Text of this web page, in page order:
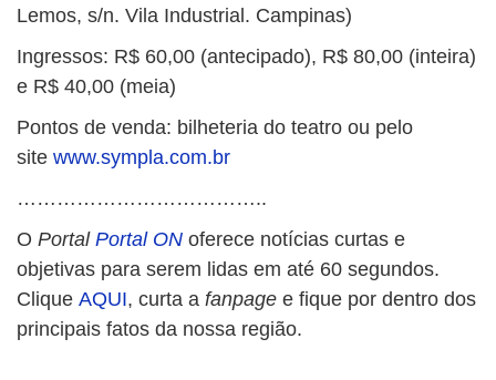
Lemos, s/n. Vila Industrial. Campinas)
Ingressos: R$ 60,00 (antecipado), R$ 80,00 (inteira)
e R$ 40,00 (meia)
Pontos de venda: bilheteria do teatro ou pelo
site www.sympla.com.br
………………………………..
O Portal Portal ON oferece notícias curtas e
objetivas para serem lidas em até 60 segundos.
Clique AQUI, curta a fanpage e fique por dentro dos
principais fatos da nossa região.